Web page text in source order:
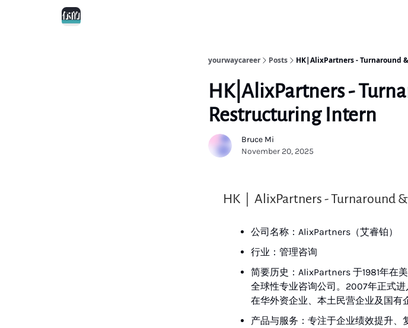
yourwaycareer Posts HK|AlixPartners - Turnaround
HK|AlixPartners -
Restructuring Intern
Bruce Mi
November 20, 2025
HK｜AlixPartners - Turnaround
公司名称：AlixPartners（艾睿铂）
行业：管理咨询
简要历史：AlixPartners 于1981年在
全球性专业咨询公司。2007年正式
在华外资企业、本土民营企业及国有
产品与服务：专注于企业绩效提升、